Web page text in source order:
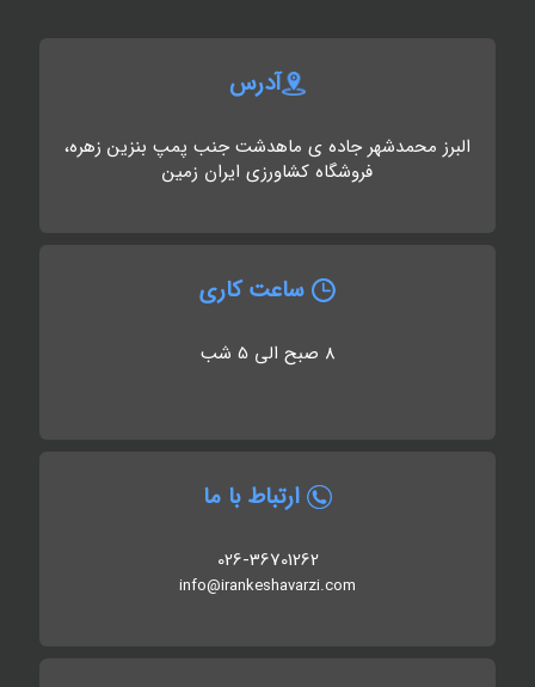
آدرس
البرز محمدشهر جاده ی ماهدشت جنب پمپ بنزین زهره،
فروشگاه کشاورزی ایران زمین
ساعت کاری
8 صبح الی 5 شب
ارتباط با ما
026-36701262
info@irankeshavarzi.com